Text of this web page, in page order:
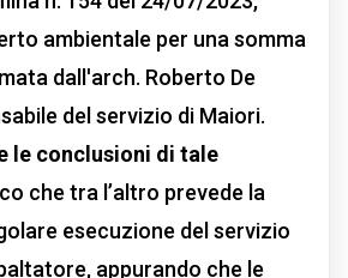
ambientale per una somma
dall'arch. Roberto De
del servizio di Maiori.
le conclusioni di tale
che tra l’altro prevede la
esecuzione del servizio
appurando che le